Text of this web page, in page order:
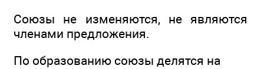
Союзы не изменяются, не являются
членами предложения.
По образованию союзы делятся на